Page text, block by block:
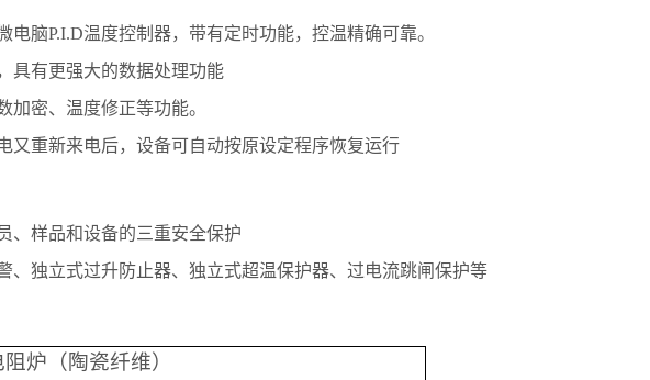
电脑P.I.D温度控制器，带有定时功能，控温精确可靠。
具有更强大的数据处理功能
加密、温度修正等功能。
又重新来电后，设备可自动按原设定程序恢复运行
、样品和设备的三重安全保护
、独立式过升防止器、独立式超温保护器、过电流跳闸保护等
炉（陶瓷纤维）